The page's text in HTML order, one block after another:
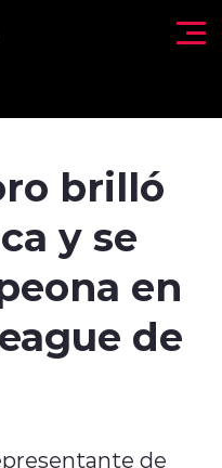
brilló
y se
en
de
de